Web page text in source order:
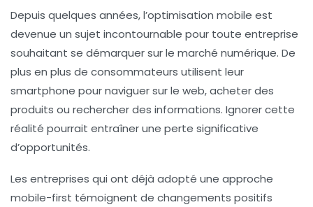
Depuis quelques années,l’optimisation mobile est
devenue un sujet incontournable pour toute entreprise
souhaitant se démarquer sur le marché numérique. De
plus en plus de consommateurs utilisent leur
smartphone pour naviguer sur le web, acheter des
produits ou rechercher des informations. Ignorer cette
réalité pourrait entraîner une perte significative
d’opportunités.
Les entreprises qui ont déjà adopté une approche
mobile-first témoignent de changements positifs